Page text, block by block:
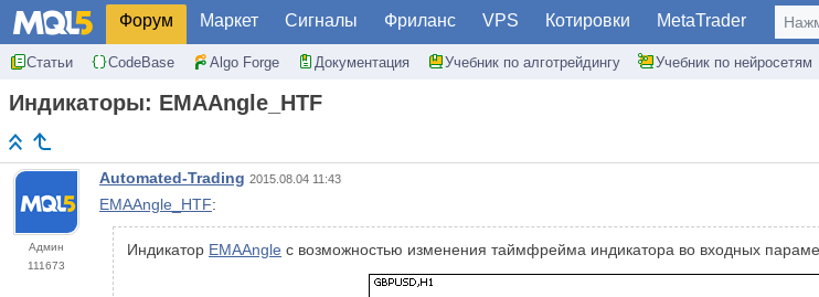
Форум Маркет Сигналы Фриланс VPS Котировки MetaTrader
Статьи CodeBase Algo Forge Документация Учебник по алготрейдингу Учебник по нейросетям
Индикаторы: EMAAngle_HTF
Админ
111673
Automated-Trading 2015.08.04 11:43
EMAAngle_HTF:
Индикатор EMAAngle с возможностью изменения таймфрейма индикатора во входных